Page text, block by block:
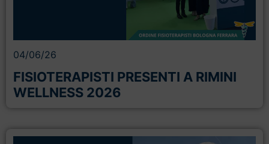
04/06/26
FISIOTERAPISTI PRESENTI A RIMINI
WELLNESS 2026